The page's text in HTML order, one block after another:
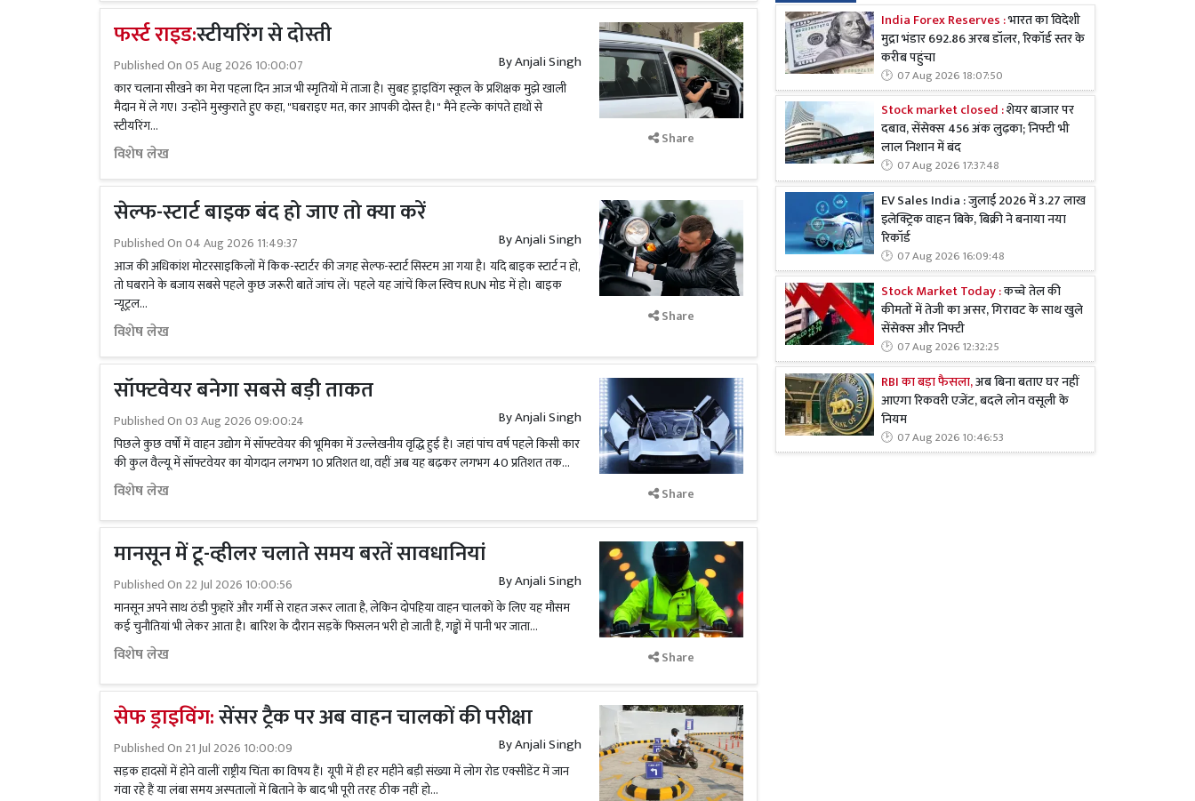
फर्स्ट राइड:स्टीयरिंग से दोस्ती
Published On05 Aug 2026 10:00:07 ByAnjali Singh
कार चलाना सीखने का मेरा पहला दिन आज भी स्मृतियों में ताजा है। सुबह ड्राइविंग स्कूल के प्रशिक्षक मुझे खाली
मैदान में ले गए। उन्होंने मुस्कुराते हुए कहा, "घबराइए मत, कार आपकी दोस्त है।" मैंने हल्के कांपते हाथों से
स्टीयरिंग...
विशेष लेख
Share
सेल्फ-स्टार्ट बाइक बंद हो जाए तो क्या करें
Published On04 Aug 2026 11:49:37 ByAnjali Singh
आज की अधिकांश मोटरसाइकिलों में किक-स्टार्टर की जगह सेल्फ-स्टार्ट सिस्टम आ गया है। यदि बाइक स्टार्ट न हो,
तो घबराने के बजाय सबसे पहले कुछ जरूरी बातें जांच लें। पहले यह जांचें किल स्विच RUN मोड में हो। बाइक
न्यूट्रल...
विशेष लेख
Share
सॉफ्टवेयर बनेगा सबसे बड़ी ताकत
Published On03 Aug 2026 09:00:24 ByAnjali Singh
पिछले कुछ वर्षों में वाहन उद्योग में सॉफ्टवेयर की भूमिका में उल्लेखनीय वृद्धि हुई है। जहां पांच वर्ष पहले किसी कार
की कुल वैल्यू में सॉफ्टवेयर का योगदान लगभग 10 प्रतिशत था, वहीं अब यह बढ़कर लगभग 40 प्रतिशत तक...
विशेष लेख Share
मानसून में टू-व्हीलर चलाते समय बरतें सावधानियां
Published On 22 Jul 2026 10:00:56 ByAnjali Singh
मानसून अपने साथ ठंडी फुहारें और गर्मी से राहत जरूर लाता है, लेकिन दोपहिया वाहन चालकों के लिए यह मौसम
कई चुनौतियां भी लेकर आता है। बारिश के दौरान सड़कें फिसलन भरी हो जाती हैं, गड्ढों में पानी भर जाता...
विशेष लेख Share
सेफ ड्राइविंग:सेंसर ट्रैक पर अब वाहन चालकों की परीक्षा
Published On 21 Jul 2026 10:00:09 ByAnjali Singh
सड़क हादसों में होने वालीं राष्ट्रीय चिंता का विषय हैं। यूपी में ही हर महीने बड़ी संख्या में लोग रोड एक्सीडेंट में जान
गंवा रहे हैं या लंबा समय अस्पतालों में बिताने के बाद भी पूरी तरह ठीक नहीं हो...
India Forex Reserves :भारत का विदेशी
मुद्रा भंडार 692.86 अरब डॉलर, रिकॉर्ड स्तर के
करीब पहुंचा
07 Aug 2026 18:07:50
Stock market closed :शेयर बाजार पर
दबाव, सेंसेक्स 456 अंक लुढ़का; निफ्टी भी
लाल निशान में बंद
07 Aug 2026 17:37:48
EV Sales India : जुलाई 2026 में 3.27 लाख
इलेक्ट्रिक वाहन बिके, बिक्री ने बनाया नया
रिकॉर्ड
07 Aug 2026 16:09:48
Stock Market Today :कच्चे तेल की
कीमतों में तेजी का असर, गिरावट के साथ खुले
सेंसेक्स और निफ्टी
07 Aug 2026 12:32:25
RBI का बड़ा फैसला,अब बिना बताए घर नहीं
आएगा रिकवरी एजेंट, बदले लोन वसूली के
नियम
07 Aug 2026 10:46:53